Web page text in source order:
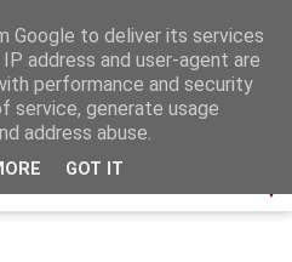
▼
Google to deliver its services
address and user-agent are
performance and security
service, generate usage
address abuse.
GOT IT